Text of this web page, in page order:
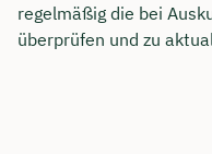
regelmäßig die bei
überprüfen und zu